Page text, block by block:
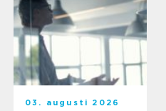
03. augusti 2026